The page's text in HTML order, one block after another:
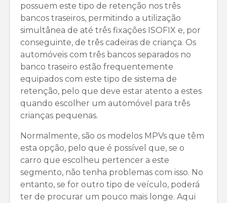
possuem este tipo de retenção nos três
bancos traseiros, permitindo a utilização
simultânea de até três fixações ISOFIX e, por
conseguinte, de três cadeiras de criança. Os
automóveis com três bancos separados no
banco traseiro estão frequentemente
equipados com este tipo de sistema de
retenção, pelo que deve estar atento a estes
quando escolher um automóvel para três
crianças pequenas.
Normalmente, são os modelos MPVs que têm
esta opção, pelo que é possível que, se o
carro que escolheu pertencer a este
segmento, não tenha problemas com isso. No
entanto, se for outro tipo de veículo, poderá
ter de procurar um pouco mais longe. Aqui